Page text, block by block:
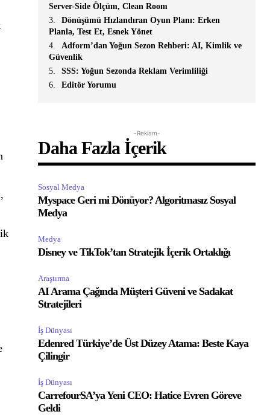
Server-Side Ölçüm, Clean Room
Dönüşümü Hızlandıran Oyun Planı: Erken
Planla, Test Et, Esnek Yönet
Adform’dan Yoğun Sezon Rehberi: AI, Kimlik ve
Güvenlik
SSS: Yoğun Sezonda Reklam Verimliliği
Editör Yorumu
-Reklam-
Daha Fazla İçerik
Sosyal Medya
Myspace Geri mi Dönüyor? Algoritmasız Sosyal
Medya
Medya
Disney ve TikTok’tan Stratejik İçerik Ortaklığı
Araştırma
AI Arama Çağında Müşteri Güveni ve Sadakat
Stratejileri
İş Dünyası
Edenred Türkiye’de Üst Düzey Atama: Beste Kaya
Çilingir
İş Dünyası
CarrefourSA’ya Yeni CEO: Hatice Evren Göreve
Geldi